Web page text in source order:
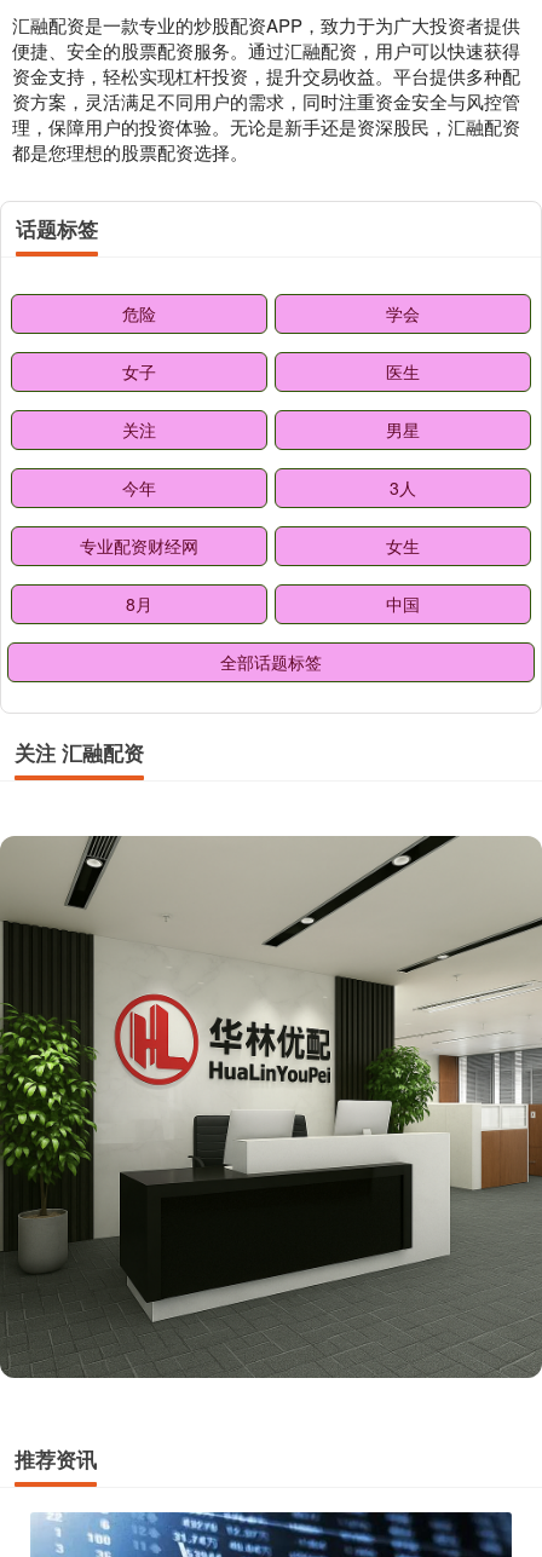
汇融配资是一款专业的炒股配资APP，致力于为广大投资者提供
便捷、安全的股票配资服务。通过汇融配资，用户可以快速获得
资金支持，轻松实现杠杆投资，提升交易收益。平台提供多种配
资方案，灵活满足不同用户的需求，同时注重资金安全与风控管
理，保障用户的投资体验。无论是新手还是资深股民，汇融配资
都是您理想的股票配资选择。
话题标签
危险 学会
女子 医生
关注 男星
今年 3人
专业配资财经网 女生
8月 中国
全部话题标签
关注 汇融配资
推荐资讯